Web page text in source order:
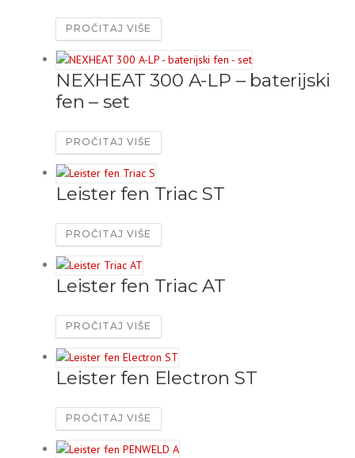
PROČITAJ VIŠE
NEXHEAT 300 A-LP – baterijski
fen – set
PROČITAJ VIŠE
Leister fen Triac ST
PROČITAJ VIŠE
Leister fen Triac AT
PROČITAJ VIŠE
Leister fen Electron ST
PROČITAJ VIŠE